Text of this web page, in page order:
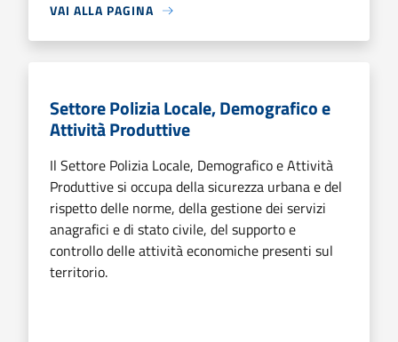
VAI ALLA PAGINA
Settore Polizia Locale, Demografico e
Attività Produttive
Il Settore Polizia Locale, Demografico e Attività
Produttive si occupa della sicurezza urbana e del
rispetto delle norme, della gestione dei servizi
anagrafici e di stato civile, del supporto e
controllo delle attività economiche presenti sul
territorio.